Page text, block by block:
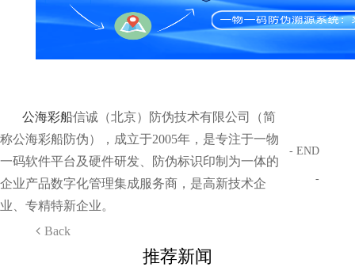
公海彩船信诚（北京）防伪技术有限公司（简
称公海彩船防伪），成立于2005年，是专注于一物
一码软件平台及硬件研发、防伪标识印制为一体的
企业产品数字化管理集成服务商，是高新技术企
业、专精特新企业。
Back
- END
-
推荐新闻